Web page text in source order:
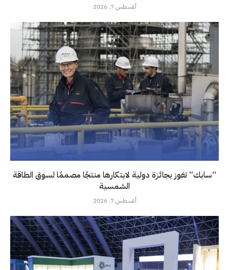
أغسطس 7, 2026
“سابك” تفوز بجائزة دولية لابتكارها منتجًا مصممًا لسوق الطاقة
الشمسية
أغسطس 7, 2026